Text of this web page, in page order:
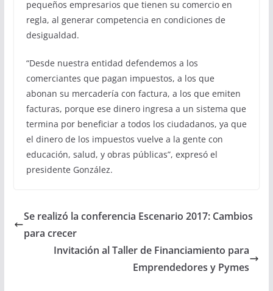
pequeños empresarios que tienen su comercio en
regla, al generar competencia en condiciones de
desigualdad.
“Desde nuestra entidad defendemos a los
comerciantes que pagan impuestos, a los que
abonan su mercadería con factura, a los que emiten
facturas, porque ese dinero ingresa a un sistema que
termina por beneficiar a todos los ciudadanos, ya que
el dinero de los impuestos vuelve a la gente con
educación, salud, y obras públicas”, expresó el
presidente González.
Se realizó la conferencia Escenario 2017: Cambios
para crecer
Invitación al Taller de Financiamiento para
Emprendedores y Pymes